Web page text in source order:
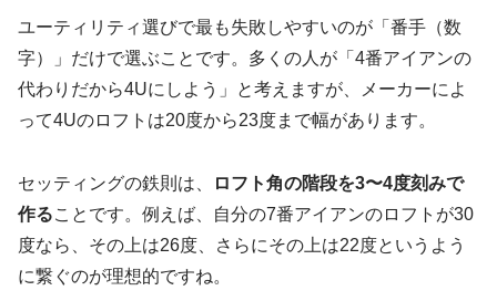
ユーティリティ選びで最も失敗しやすいのが「番手（数
字）」だけで選ぶことです。多くの人が「4番アイアンの
代わりだから4Uにしよう」と考えますが、メーカーによ
って4Uのロフトは20度から23度まで幅があります。
セッティングの鉄則は、
ロフト角の階段を3〜4度刻みで
作ることです。例えば、自分の7番アイアンのロフトが30
度なら、その上は26度、さらにその上は22度というよう
に繋ぐのが理想的ですね。